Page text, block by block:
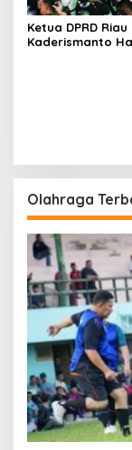
Ketua DPRD Riau
Kaderismanto
Olahraga